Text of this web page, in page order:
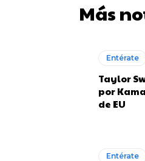
Más
Entérate
Taylor
por
de EU
Entérate